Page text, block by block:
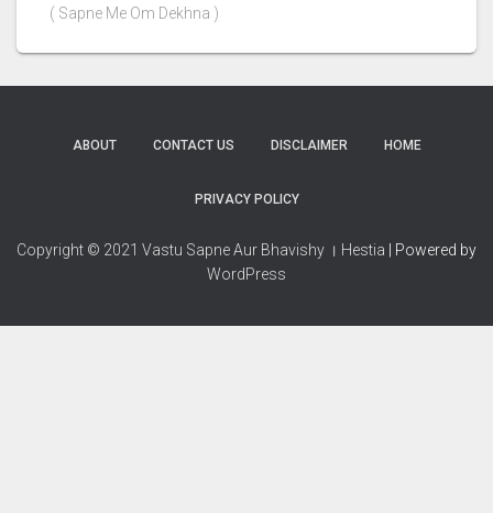
( Sapne Me Om Dekhna )
ABOUT CONTACT US DISCLAIMER HOME
PRIVACY POLICY
Copyright © 2021 Vastu Sapne Aur Bhavishy । Hestia | Powered by
WordPress